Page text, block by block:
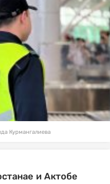
Курмангалиева
и Актобе